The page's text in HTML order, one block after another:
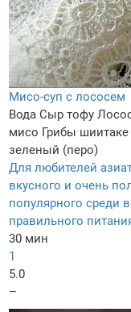
Мисо-суп с лососем
Вода Сыр тофу
мисо Грибы шиитаке
зеленый (перо)
Для любителей
вкусного и очень
популярного среди
правильного
30 мин
1
5.0
–